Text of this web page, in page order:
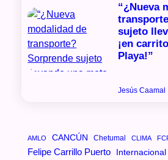
“¿Nueva
sujeto
¡en
Playa!”
Jesús Caamal
AMLO CANCÚN Chetumal CLIMA
Felipe Carrillo Puerto Internacional